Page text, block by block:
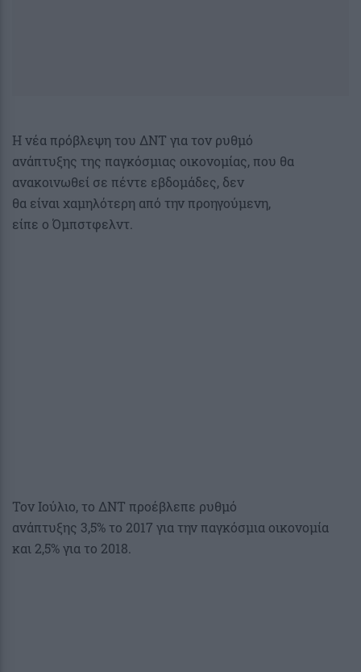
Η νέα πρόβλεψη του ΔΝΤ για τον ρυθμό
ανάπτυξης της παγκόσμιας οικονομίας, που θα
ανακοινωθεί σε πέντε εβδομάδες, δεν
θα είναι χαμηλότερη από την προηγούμενη,
είπε ο Όμπστφελντ.
Τον Ιούλιο, το ΔΝΤ προέβλεπε ρυθμό
ανάπτυξης 3,5% το 2017 για την παγκόσμια οικονομία
και 2,5% για το 2018.